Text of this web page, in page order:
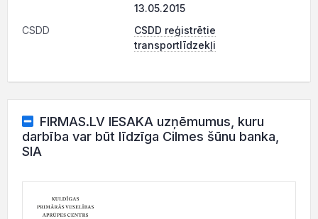
13.05.2015
CSDD
CSDD reģistrētie
transportlīdzekļi
FIRMAS.LV IESAKA uzņēmumus, kuru
darbība var būt līdzīga Cilmes šūnu banka,
SIA